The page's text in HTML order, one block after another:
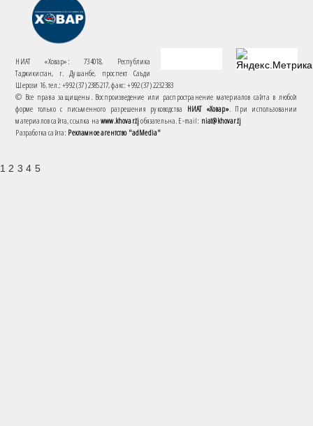
НИАТ «Ховар»: 734018, Республика
Таджикистан, г. Душанбе, проспект Саъди
Шерози 16. тел.: +992 (37) 2385217, факс: +992 (37) 2232383
© Все права защищены. Воспроизведение или распространение материалов сайта в любой
форме только с письменного разрешения руководства НИАТ «Ховар». При использовании
материалов сайта, ссылка наwww.khovar.tjобязательна. E-mail: niat@khovar.tj
Разработка сайта: Рекламное агентство "adMedia"
1 2 3 4 5